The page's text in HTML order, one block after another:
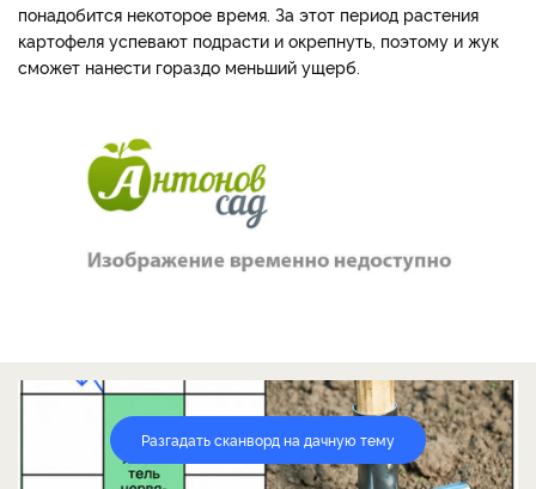
понадобится некоторое время. За этот период растения
картофеля успевают подрасти и окрепнуть, поэтому и жук
сможет нанести гораздо меньший ущерб.
Разгадать сканворд на дачную тему